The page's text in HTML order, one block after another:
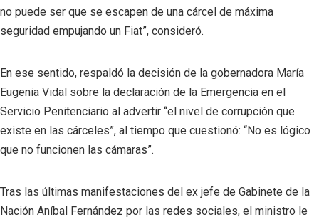
no puede ser que se escapen de una cárcel de máxima
seguridad empujando un Fiat”, consideró.
En ese sentido, respaldó la decisión de la gobernadora María
Eugenia Vidal sobre la declaración de la Emergencia en el
Servicio Penitenciario al advertir “el nivel de corrupción que
existe en las cárceles”, al tiempo que cuestionó: “No es lógico
que no funcionen las cámaras”.
Tras las últimas manifestaciones del ex jefe de Gabinete de la
Nación Aníbal Fernández por las redes sociales, el ministro le